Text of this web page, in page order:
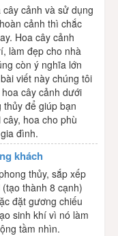
cảnh và sử dụng
cảnh thì chắc
Hoa cây cảnh
làm đẹp cho nhà
còn ý nghĩa lớn
viết này chúng tôi
cây cảnh dưới
để giúp bạn
hoa cho phù
đình.
khách
thủy, sắp xếp
thành 8 cạnh)
đặt gương chiếu
sinh khí vì nó làm
tầm nhìn.